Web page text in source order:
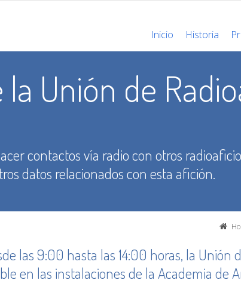
Inicio Historia
Unión de
contactos vía radio con otros
datos relacionados con esta afición.
las 9:00 hasta las 14:00 horas, la Unión
en las instalaciones de la Academia de